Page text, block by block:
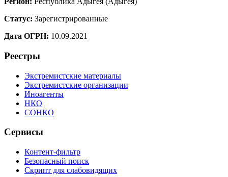
Статус: Зарегистрированные
Дата ОГРН: 10.09.2021
Реестры
Экстремистские материалы
Экстремистские организации
Иноагенты
НКО
СОНКО
Сервисы
Контент-фильтр
Безопасный поиск
Скрипт для слабовидящих